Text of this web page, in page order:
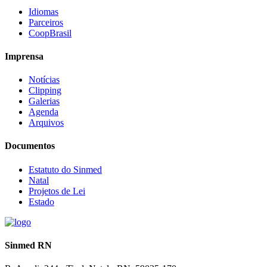
Idiomas
Parceiros
CoopBrasil
Imprensa
Notícias
Clipping
Galerias
Agenda
Arquivos
Documentos
Estatuto do Sinmed
Natal
Projetos de Lei
Estado
Sinmed RN